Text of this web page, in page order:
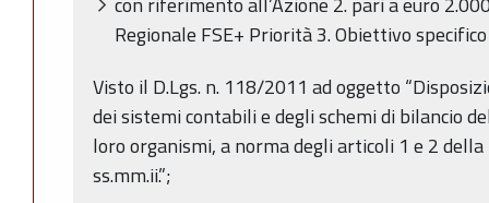
Regionale FSE+ Priorità 3. Obiettivo
Visto il D.Lgs. n. 118/2011 ad oggetto
dei sistemi contabili e degli schemi di bilancio
loro organismi, a norma degli articoli 1 e 2
ss.mm.ii.”;